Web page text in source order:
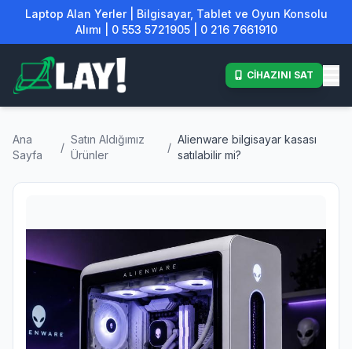
Laptop Alan Yerler | Bilgisayar, Tablet ve Oyun Konsolu
Alımı | 0 553 5721905 | 0 216 7661910
CİHAZINI SAT
Ana
Sayfa
/
Satın Aldığımız
Ürünler
/
Alienware bilgisayar kasası
satılabilir mi?